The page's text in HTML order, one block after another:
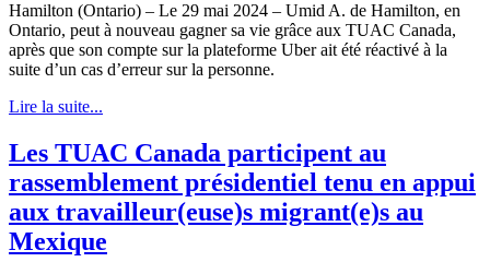
Hamilton (Ontario) – Le 29 mai 2024 – Umid A. de Hamilton, en
Ontario, peut à nouveau gagner sa vie grâce aux TUAC Canada,
après que son compte sur la plateforme Uber ait été réactivé à la
suite d’un cas d’erreur sur la personne.
Lire la suite...
Les TUAC Canada participent au
rassemblement présidentiel tenu en appui
aux travailleur(euse)s migrant(e)s au
Mexique